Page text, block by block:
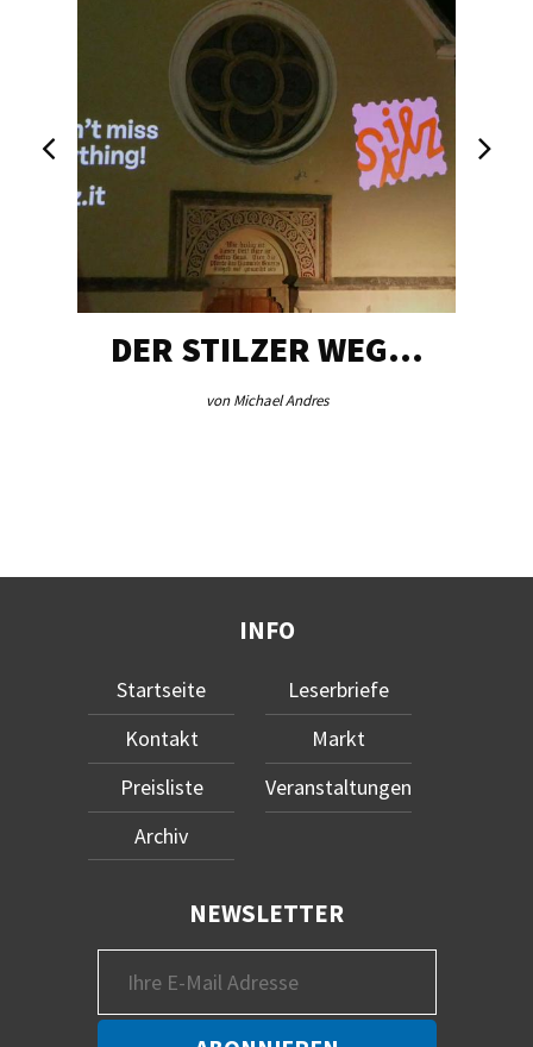
DER STILZER WEG…
von Michael Andres
INFO
Startseite
Kontakt
Preisliste
Archiv
Leserbriefe
Markt
Veranstaltungen
NEWSLETTER